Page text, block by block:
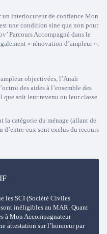
un interlocuteur de confiance Mon
une condition sine qua non pour
Parcours Accompagné dans le
« rénovation d’ampleur ».
objectivées, l’Anah
des aides à l’ensemble des
que soit leur revenu ou leur classe
la catégorie du ménage (allant de
d’entre-eux sont exclus du recours
les SCI (Société Civiles
inéligibles au MAR. Quant
à Mon Accompagnateur
attestation sur l’honneur par